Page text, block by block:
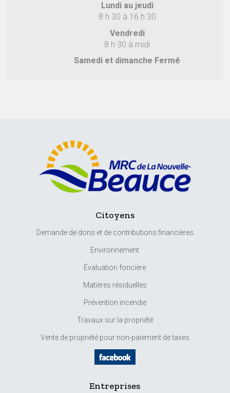
Lundi au jeudi
8 h 30 à 16 h 30
Vendredi
8 h 30 à midi
Samedi et dimanche Fermé
Citoyens
Demande de dons et de contributions financières
Environnement
Évaluation foncière
Matières résiduelles
Prévention incendie
Travaux sur la propriété
Vente de propriété pour non-paiement de taxes
Entreprises